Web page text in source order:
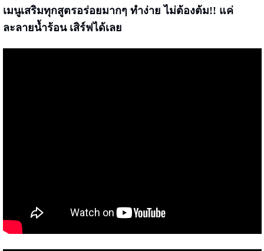
เมนูเสริมทุกสูตรอร่อยมากๆ ทำง่าย ไม่ต้องต้ม!! แค่
ละลายน้ำร้อน เสิร์ฟได้เลย